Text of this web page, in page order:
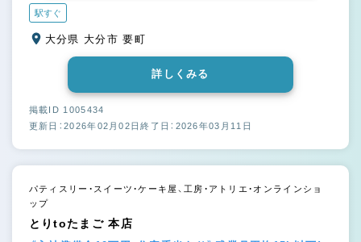
駅すぐ
大分県 大分市 要町
詳しくみる
掲載ID 1005434
更新日：2026年02月02日終了日：2026年03月11日
パティスリー・スイーツ・ケーキ屋、工房・アトリエ・オンラインショ
ップ
とりtoたまご 本店